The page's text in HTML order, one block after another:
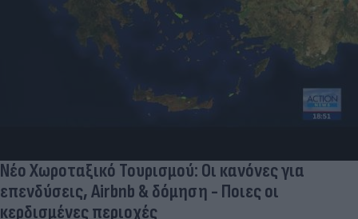
Νέο Χωροταξικό Τουρισμού: Οι κανόνες για
επενδύσεις, Airbnb & δόμηση - Ποιες οι
κερδισμένες περιοχές